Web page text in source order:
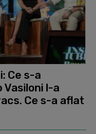
Ce s-a
Vasiloni l-a
Ce s-a aflat